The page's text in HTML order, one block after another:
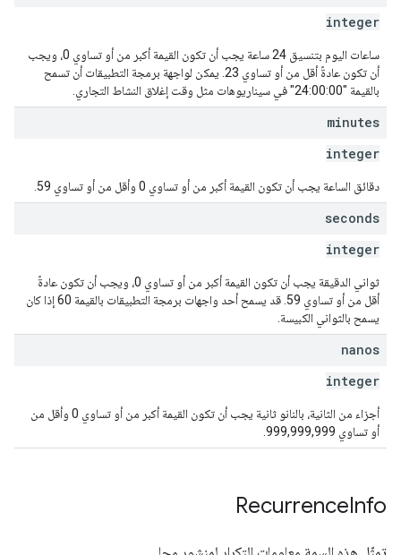
integer
ساعات اليوم بتنسيق 24 ساعة يجب أن تكون القيمة أكبر من أو تساوي 0، ويجب
أن تكون عادةً أقل من أو تساوي 23. يمكن لواجهة برمجة التطبيقات أن تسمح
بالقيمة "24:00:00" في سيناريوهات مثل وقت إغلاق النشاط التجاري.
minutes
integer
دقائق الساعة يجب أن تكون القيمة أكبر من أو تساوي 0 وأقل من أو تساوي 59.
seconds
integer
ثواني الدقيقة يجب أن تكون القيمة أكبر من أو تساوي 0، ويجب أن تكون عادةً
أقل من أو تساوي 59. قد يسمح أحد واجهات برمجة التطبيقات بالقيمة 60 إذا كان
يسمح بالثواني الكبيسة.
nanos
integer
أجزاء من الثانية، بالنانو ثانية يجب أن تكون القيمة أكبر من أو تساوي 0 وأقل من
أو تساوي 999,999,999.
RecurrenceInfo